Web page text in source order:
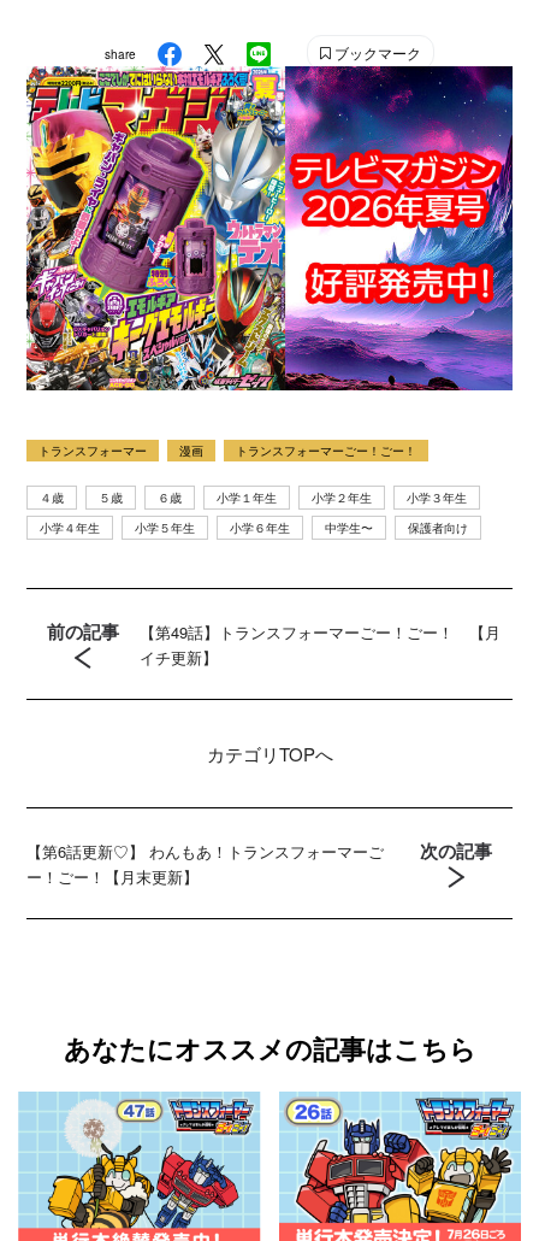
雑誌です。 【SNS】 X（旧Twitter）：@tele_maga
Instagram：＠tele_maga
share ブックマーク
トランスフォーマー 漫画 トランスフォーマーごー！ごー！
４歳 ５歳 ６歳 小学１年生 小学２年生
小学３年生
小学４年生
小学５年生 小学６年生 中学生〜 保護者向け
前の記事
【第49話】トランスフォーマーごー！ごー！ 【月
イチ更新】
カテゴリTOPへ
【第6話更新♡】 わんもあ！トランスフォーマーご
ー！ごー！【月末更新】
次の記事
あなたにオススメの記事はこちら